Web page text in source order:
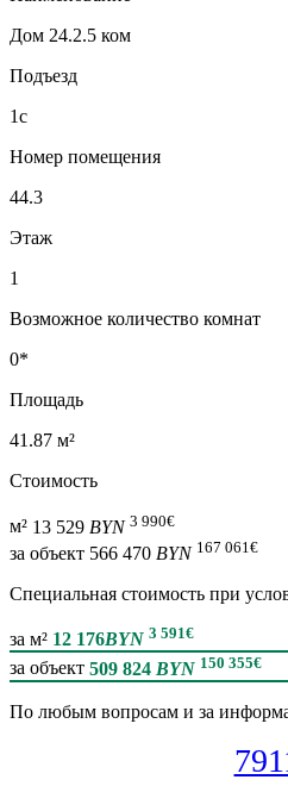
Дом 24.2.5 ком
Подъезд
1с
Номер помещения
44.3
Этаж
1
Возможное количество комнат
0*
Площадь
41.87 м²
Стоимость
м² 13 529 BYN 3 990€
за объект 566 470 BYN 167 061 €
Специальная cтоимость при
за м² 12 176BYN 3 591€
за объект 509 824 BYN 150 355€
По любым вопросам и за